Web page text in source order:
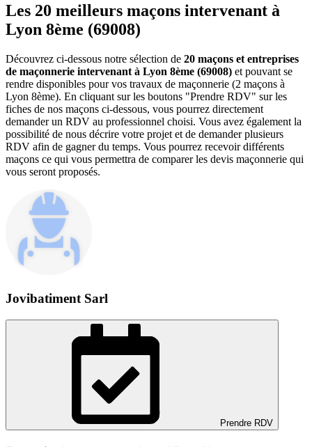
Les 20 meilleurs maçons intervenant à
Lyon 8ème (69008)
Découvrez ci-dessous notre sélection de 20 maçons et entreprises
de maçonnerie intervenant à Lyon 8ème (69008) et pouvant se
rendre disponibles pour vos travaux de maçonnerie (2 maçons à
Lyon 8ème). En cliquant sur les boutons "Prendre RDV" sur les
fiches de nos maçons ci-dessous, vous pourrez directement
demander un RDV au professionnel choisi. Vous avez également la
possibilité de nous décrire votre projet et de demander plusieurs
RDV afin de gagner du temps. Vous pourrez recevoir différents
maçons ce qui vous permettra de comparer les devis maçonnerie qui
vous seront proposés.
Jovibatiment Sarl
Prendre RDV